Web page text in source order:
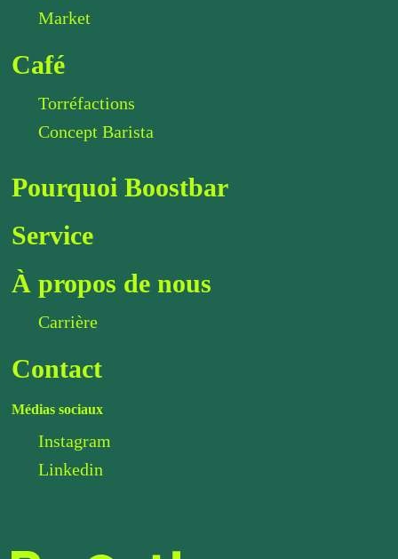
Market
Café
Torréfactions
Concept Barista
Pourquoi Boostbar
Service
À propos de nous
Carrière
Contact
Médias sociaux
Instagram
Linkedin